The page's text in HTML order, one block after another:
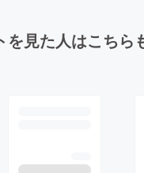
を見た人はこちら